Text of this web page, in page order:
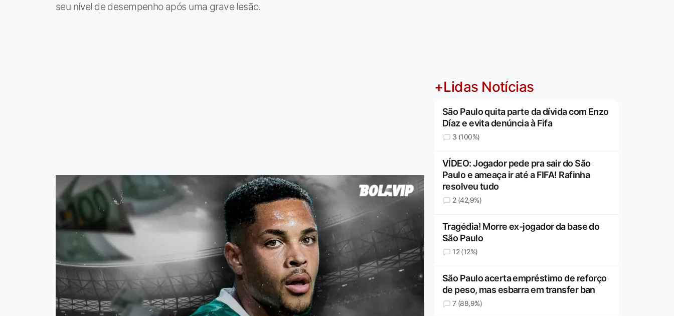
seu nível de desempenho após uma grave lesão.
+Lidas Notícias
São Paulo quita parte da dívida com Enzo
Díaz e evita denúncia à Fifa
3 (100%)
VÍDEO: Jogador pede pra sair do São
Paulo e ameaça ir até a FIFA! Rafinha
resolveu tudo
2 (42,9%)
Tragédia! Morre ex-jogador da base do
São Paulo
12 (12%)
São Paulo acerta empréstimo de reforço
de peso, mas esbarra em transfer ban
7 (88,9%)